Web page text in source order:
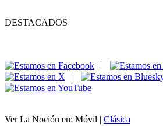
DESTACADOS
|
Ver La Noción en: Móvil | Clásica